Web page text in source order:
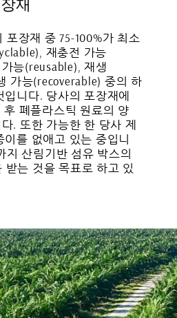
재
포장재 중 75-100%가 최소
재충전 가능
능(reusable), 재생
가능(recoverable) 중의 하
입니다. 당사의 포장재에
폐플라스틱 원료의 양
. 또한 가능한 한 당사 제
를 없애고 있는 중입니
지 산림기반 섬유 박스의
받는 것을 목표로 하고 있